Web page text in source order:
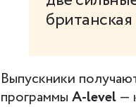
Выпускники
программы A-level —